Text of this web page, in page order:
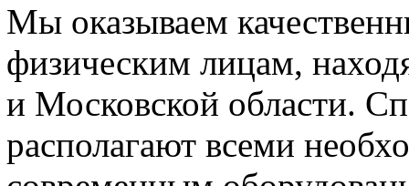
Мы оказываем
физическим лицам,
и Московской области.
располагают всеми